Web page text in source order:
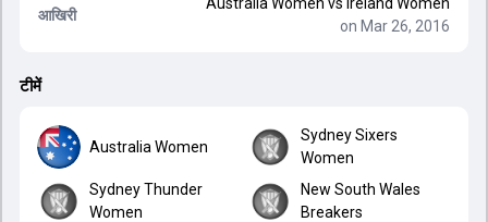
आखिरी
on Mar 26, 2016
टीमें
Australia Women
Sydney Sixers
Women
Sydney Thunder
Women
New South Wales
Breakers